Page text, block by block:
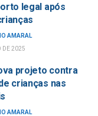
legal após
AMARAL
DE 2025
projeto contra
crianças nas
AMARAL